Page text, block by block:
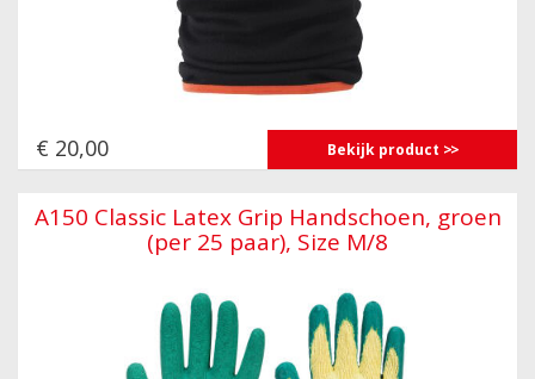
€ 20,00 Bekijk product
A150 Classic Latex Grip Handschoen, groen
(per 25 paar), Size M/8